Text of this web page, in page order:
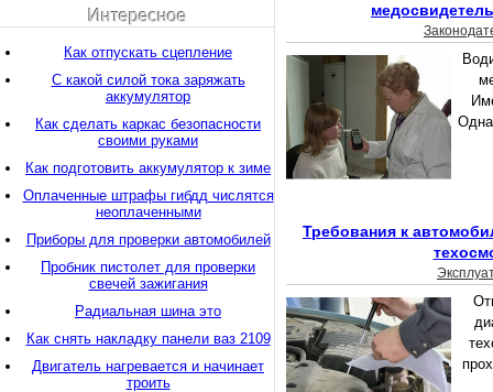
Требования к
Интересное
Как отпускать сцепление
С какой силой тока заряжать
аккумулятор
Как сделать каркас безопасности
своими руками
Как подготовить аккумулятор к зиме
Оплаченные штрафы гибдд числятся
неоплаченными
Приборы для проверки автомобилей
Пробник пистолет для проверки
свечей зажигания
Радиальная шина это
Как снять накладку панели ваз 2109
Двигатель нагревается и начинает
троить